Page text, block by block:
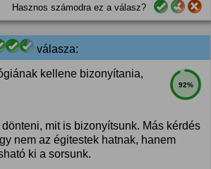
Hasznos számodra ez a válasz?
válasza:
92%
kellene bizonyítania,
mit is bizonyítsunk. Más kérdés
nem az égitestek hatnak, hanem
ki a sorsunk.